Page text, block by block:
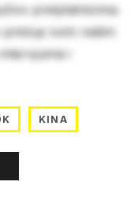
pretplatnicima.
svim našim
i
KINA